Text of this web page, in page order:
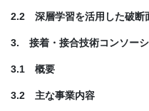
2.2 深層学習を活用した破断
3. 接着・接合技術コンソー
3.1 概要
3.2 主な事業内容